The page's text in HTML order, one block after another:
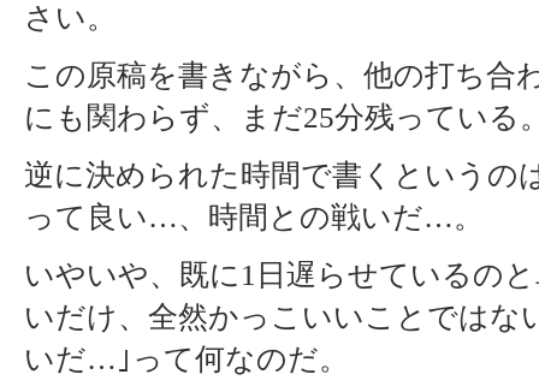
さい。
この原稿を書きながら、他の打ち合
にも関わらず、まだ25分残っている
逆に決められた時間で書くというの
って良い…、時間との戦いだ…。
いやいや、既に1日遅らせているの
いだけ、全然かっこいいことではな
いだ…｣って何なのだ。